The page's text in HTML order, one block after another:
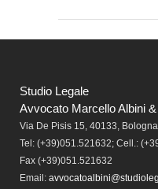
Studio Legale
Avvocato Marcello Albini
Via De Pisis 15, 40133,
Tel: (+39)051.521632; Cell.:
Fax (+39)051.521632
Email: